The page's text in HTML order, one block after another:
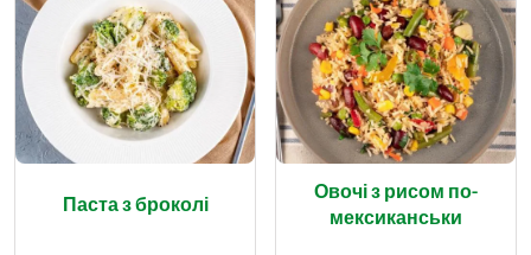
Паста з броколі
Овочі з рисом по-
мексиканськи